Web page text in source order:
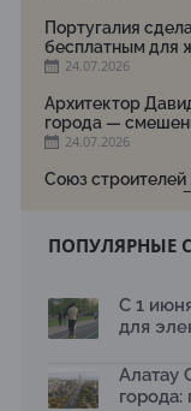
Португалия
бесплатным для
24.07.2026
Архитектор
города —
24.07.2026
Союз строителей
мероприятие ко
Новый
17.07.2026
рободоставки в
15.07.2026
ПОПУЛЯРНЫЕ
С 1
для
Алатау